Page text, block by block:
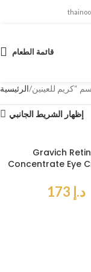
قائمة الطعام
الرئيسية
إظهار الشريط الجانبي
Gravich
Concentrate Eye
د.إ